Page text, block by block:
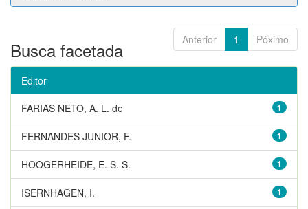
Anterior 1 Póximo
Busca facetada
Editor
1
FARIAS NETO, A. L. de
1
FERNANDES JUNIOR, F.
1
HOOGERHEIDE, E. S. S.
1
ISERNHAGEN, I.